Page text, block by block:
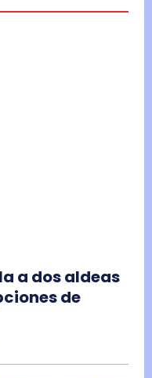
a dos aldeas
de